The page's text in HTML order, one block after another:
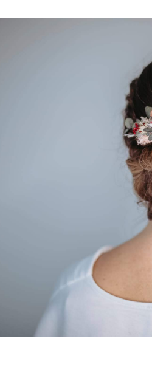
Hit enter to search or ESC to close